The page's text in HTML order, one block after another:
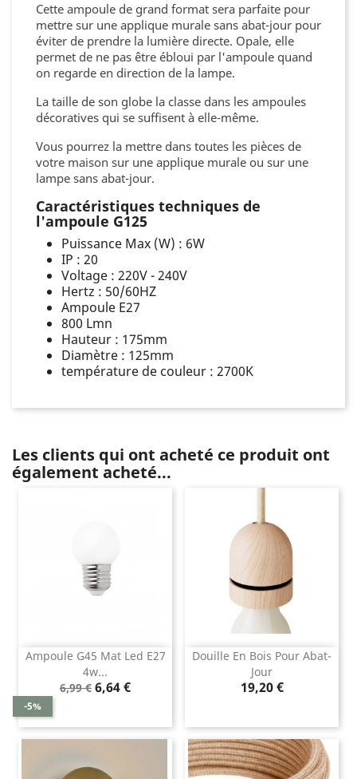
Cette ampoule de grand format sera parfaite pour
mettre sur une applique murale sans abat-jour pour
éviter de prendre la lumière directe. Opale, elle
permet de ne pas être ébloui par l'ampoule quand
on regarde en direction de la lampe.
La taille de son globe la classe dans les ampoules
décoratives qui se suffisent à elle-même.
Vous pourrez la mettre dans toutes les pièces de
votre maison sur une applique murale ou sur une
lampe sans abat-jour.
Caractéristiques techniques de
l'ampoule G125
Puissance Max (W) : 6W
IP : 20
Voltage : 220V - 240V
Hertz : 50/60HZ
Ampoule E27
800 Lmn
Hauteur : 175mm
Diamètre : 125mm
température de couleur : 2700K
Les clients qui ont acheté ce produit ont
également acheté...
Ampoule G45 Mat Led E27
4w...
Prix
6,99 €
-5%
Prix
6,64 €
Douille En Bois Pour Abat-
Jour
Prix
19,20 €